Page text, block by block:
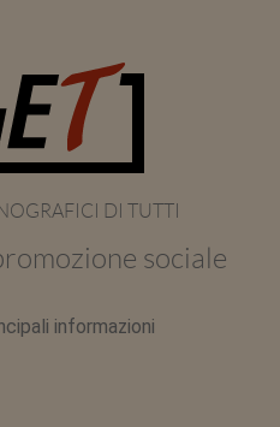
DI TUTTI
sociale
informazioni